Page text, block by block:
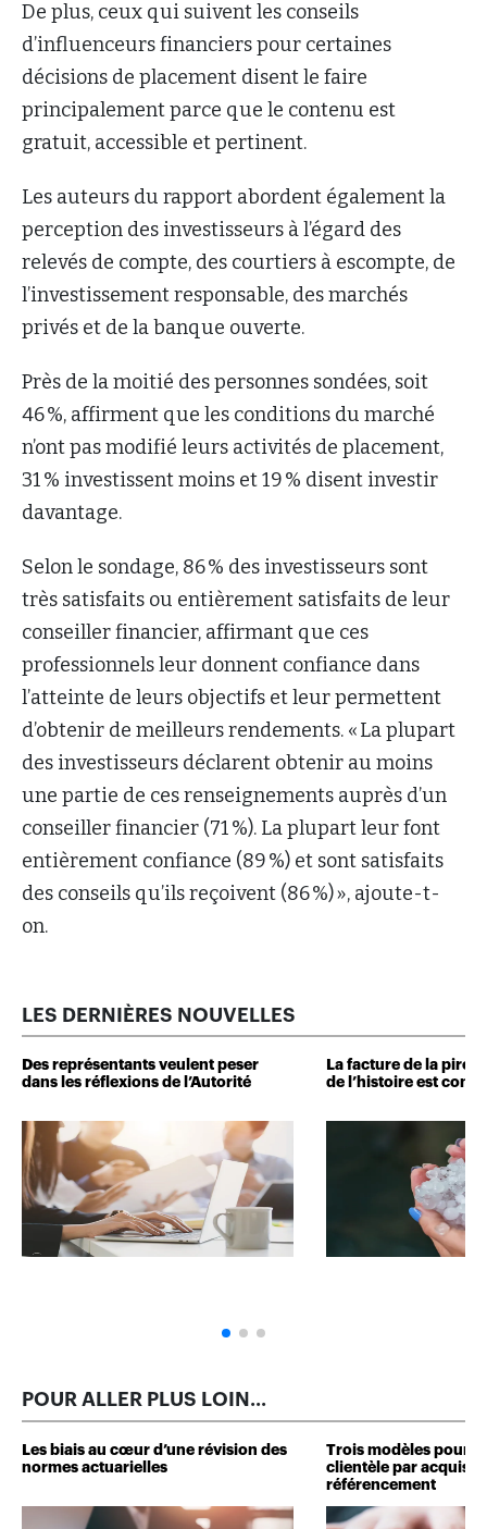
De plus, ceux qui suivent les conseils
d’influenceurs financiers pour certaines
décisions de placement disent le faire
principalement parce que le contenu est
gratuit, accessible et pertinent.
Les auteurs du rapport abordent également la
perception des investisseurs à l’égard des
relevés de compte, des courtiers à escompte, de
l’investissement responsable, des marchés
privés et de la banque ouverte.
Près de la moitié des personnes sondées, soit
46 %, affirment que les conditions du marché
n’ont pas modifié leurs activités de placement,
31 % investissent moins et 19 % disent investir
davantage.
Selon le sondage, 86 % des investisseurs sont
très satisfaits ou entièrement satisfaits de leur
conseiller financier, affirmant que ces
professionnels leur donnent confiance dans
l’atteinte de leurs objectifs et leur permettent
d’obtenir de meilleurs rendements. « La plupart
des investisseurs déclarent obtenir au moins
une partie de ces renseignements auprès d’un
conseiller financier (71 %). La plupart leur font
entièrement confiance (89 %) et sont satisfaits
des conseils qu’ils reçoivent (86 %) », ajoute-t-
on.
LES DERNIÈRES NOUVELLES
Des représentants veulent peser
dans les réflexions de l’Autorité
La facture de la pire
de l’histoire est
POUR ALLER PLUS LOIN...
Les biais au cœur d’une révision des
normes actuarielles
Trois modèles pour
clientèle par
référencement